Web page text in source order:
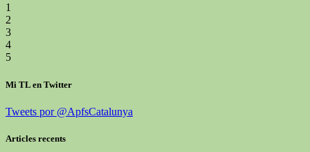
1
2
3
4
5
Mi TL en Twitter
Tweets por @ApfsCatalunya
Articles recents